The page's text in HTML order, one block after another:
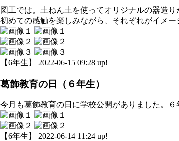
図工では。土ねん土を使ってオリジナルの器造り
初めての感触を楽しみながら、それぞれがイメ
【6年生】 2022-06-15 09:28 up!
葛飾教育の日（６年生）
今月も葛飾教育の日に学校公開がありました。
【6年生】 2022-06-14 11:24 up!